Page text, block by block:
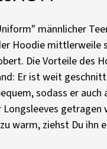
männlicher
Hoodie mittlerweile
Die Vorteile des
Er ist weit
sodass er auch
getragen
warm, ziehst Du ihn